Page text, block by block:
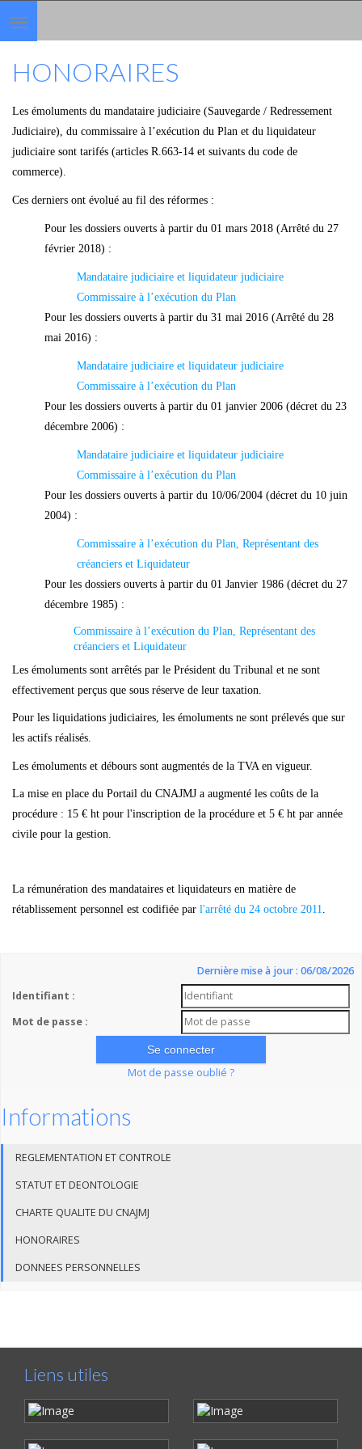
Toggle
navigation
HONORAIRES
Les émoluments du mandataire judiciaire (Sauvegarde / Redressement
Judiciaire), du commissaire à l’exécution du Plan et du liquidateur
judiciaire sont tarifés (articles R.663-14 et suivants du code de
commerce).
Ces derniers ont évolué au fil des réformes :
Pour les dossiers ouverts à partir du 01 mars 2018 (Arrêté du 27
février 2018) :
Mandataire judiciaire et liquidateur judiciaire
Commissaire à l’exécution du Plan
Pour les dossiers ouverts à partir du 31 mai 2016 (Arrêté du 28
mai 2016) :
Mandataire judiciaire et liquidateur judiciaire
Commissaire à l’exécution du Plan
Pour les dossiers ouverts à partir du 01 janvier 2006 (décret du 23
décembre 2006) :
Mandataire judiciaire et liquidateur judiciaire
Commissaire à l’exécution du Plan
Pour les dossiers ouverts à partir du 10/06/2004 (décret du 10 juin
2004) :
Commissaire à l’exécution du Plan, Représentant des
créanciers et Liquidateur
Pour les dossiers ouverts à partir du 01 Janvier 1986 (décret du 27
décembre 1985) :
Commissaire à l’exécution du Plan, Représentant des
créanciers et Liquidateur
Les émoluments sont arrêtés par le Président du Tribunal et ne sont
effectivement perçus que sous réserve de leur taxation.
Pour les liquidations judiciaires, les émoluments ne sont prélevés que sur
les actifs réalisés.
Les émoluments et débours sont augmentés de la TVA en vigueur.
La mise en place du Portail du CNAJMJ a augmenté les coûts de la
procédure : 15 € ht pour l'inscription de la procédure et 5 € ht par année
civile pour la gestion.
La rémunération des mandataires et liquidateurs en matière de
rétablissement personnel est codifiée par l'arrêté du 24 octobre 2011
Dernière mise à jour : 06/08/2026
Identifiant :
Mot de passe :
Mot de passe oublié ?
Informations
REGLEMENTATION ET CONTROLE
STATUT ET DEONTOLOGIE
CHARTE QUALITE DU CNAJMJ
HONORAIRES
DONNEES PERSONNELLES
Liens utiles